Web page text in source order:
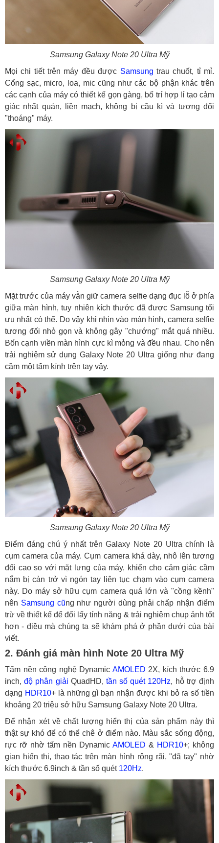
Samsung Galaxy Note 20 Ultra Mỹ
Mọi chi tiết trên máy đều được Samsung trau chuốt, tỉ mỉ.
Cổng sạc, micro, loa, mic cũng như các bộ phận khác trên
các cạnh của máy có thiết kế gọn gàng, bố trí hợp lí tạo cảm
giác nhất quán, liền mạch, không bị cầu kì và tương đối
"thoáng" máy.
Samsung Galaxy Note 20 Ultra Mỹ
Mặt trước của máy vẫn giữ camera selfie dạng đục lỗ ở phía
giữa màn hình, tuy nhiên kích thước đã được Samsung tối
ưu nhất có thể. Do vậy khi nhìn vào màn hình, camera selfie
tương đối nhỏ gọn và không gây "chướng" mắt quá nhiều.
Bốn cạnh viền màn hình cực kì mỏng và đều nhau. Cho nên
trải nghiệm sử dụng Galaxy Note 20 Ultra giống như đang
cầm một tấm kính trên tay vậy.
Samsung Galaxy Note 20 Ultra Mỹ
Điểm đáng chú ý nhất trên Galaxy Note 20 Ultra chính là
cụm camera của máy. Cụm camera khá dày, nhô lên tương
đối cao so với mặt lưng của máy, khiến cho cảm giác cầm
nắm bị cản trở vì ngón tay liên tục chạm vào cụm camera
này. Do máy sở hữu cụm camera quá lớn và "cồng kềnh"
nên Samsung cũng như người dùng phải chấp nhận điểm
trừ về thiết kế để đối lấy tính năng & trải nghiệm chụp ảnh tốt
hơn - điều mà chúng ta sẽ khám phá ở phần dưới của bài
viết.
2. Đánh giá màn hình Note 20 Ultra Mỹ
Tấm nền công nghệ Dynamic AMOLED 2X, kích thước 6.9
inch,độ phân giải QuadHD, tần số quét 120Hz, hỗ trợ định
dạng HDR10+ là những gì bạn nhận được khi bỏ ra số tiền
khoảng 20 triệu sở hữu Samsung Galaxy Note 20 Ultra.
Để nhận xét về chất lượng hiển thị của sản phẩm này thì
thật sự khó để có thể chê ở điểm nào. Màu sắc sống động,
rực rỡ nhờ tấm nền Dynamic AMOLED & HDR10+; không
gian hiển thị, thao tác trên màn hình rộng rãi, "đã tay" nhờ
kích thước 6.9inch & tần số quét 120Hz.